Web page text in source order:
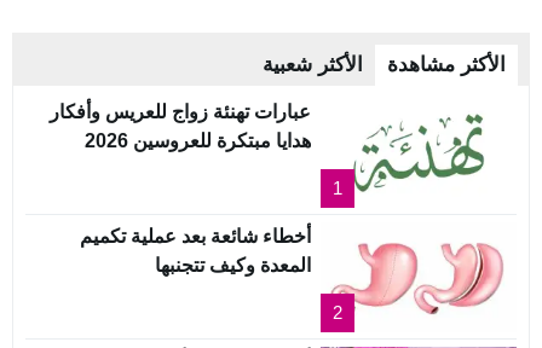
الأكثر مشاهدة الأكثر شعبية
1
عبارات تهنئة زواج للعريس وأفكار
هدايا مبتكرة للعروسين 2026
2
أخطاء شائعة بعد عملية تكميم
المعدة وكيف تتجنبها